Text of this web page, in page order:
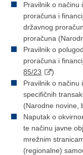
Pravilnik o načinu
proračuna i
državnog
proračuna
Pravilnik o
proračuna i
85/23
)
Pravilnik o načinu
specifičnih
(Narodne novine,
Naputak o
te načinu javne
mrežnim
(regionalne)